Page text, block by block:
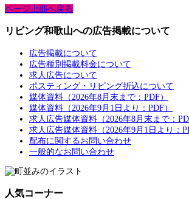
ページ上部へ戻る
リビング和歌山への広告掲載について
広告掲載について
広告種別掲載料金について
求人広告について
ポスティング・リビング折込について
媒体資料（2026年8月末まで：PDF）
媒体資料（2026年9月1日より：PDF）
求人広告媒体資料（2026年8月末まで：
求人広告媒体資料（2026年9月1日より：
配布に関するお問い合わせ
一般的なお問い合わせ
人気コーナー